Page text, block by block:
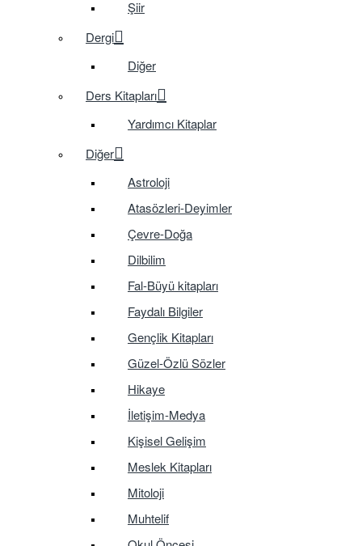
Şiir
Dergi
Diğer
Ders Kitapları
Yardımcı Kitaplar
Diğer
Astroloji
Atasözleri-Deyimler
Çevre-Doğa
Dilbilim
Fal-Büyü kitapları
Faydalı Bilgiler
Gençlik Kitapları
Güzel-Özlü Sözler
Hikaye
İletişim-Medya
Kişisel Gelişim
Meslek Kitapları
Mitoloji
Muhtelif